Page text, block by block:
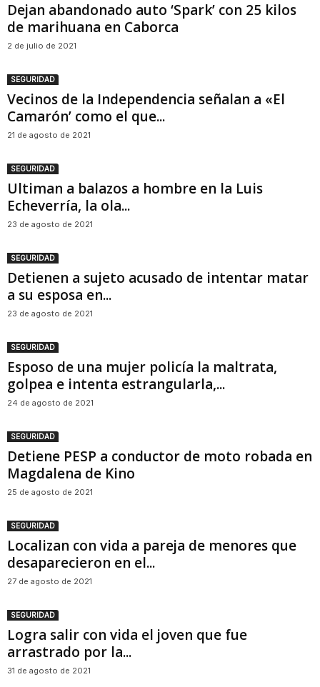
Dejan abandonado auto ‘Spark’ con 25 kilos
de marihuana en Caborca
2 de julio de 2021
SEGURIDAD
Vecinos de la Independencia señalan a «El
Camarón’ como el que...
21 de agosto de 2021
SEGURIDAD
Ultiman a balazos a hombre en la Luis
Echeverría, la ola...
23 de agosto de 2021
SEGURIDAD
Detienen a sujeto acusado de intentar matar
a su esposa en...
23 de agosto de 2021
SEGURIDAD
Esposo de una mujer policía la maltrata,
golpea e intenta estrangularla,...
24 de agosto de 2021
SEGURIDAD
Detiene PESP a conductor de moto robada en
Magdalena de Kino
25 de agosto de 2021
SEGURIDAD
Localizan con vida a pareja de menores que
desaparecieron en el...
27 de agosto de 2021
SEGURIDAD
Logra salir con vida el joven que fue
arrastrado por la...
31 de agosto de 2021